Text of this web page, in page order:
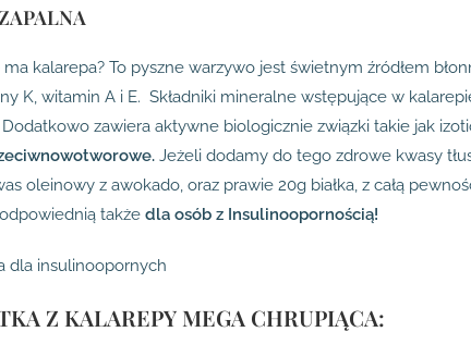
kalarepa? To pyszne warzywo jest świetnym źródłem
K, witamin A i E. Składniki mineralne wstępujące w
zawiera aktywne biologicznie związki takie jak
Jeżeli dodamy do tego zdrowe kwasy
oleinowy z awokado, oraz prawie 20g białka, z całą
także dla osób z Insulinoopornością!
Z KALAREPY MEGA CHRUPIĄCA: